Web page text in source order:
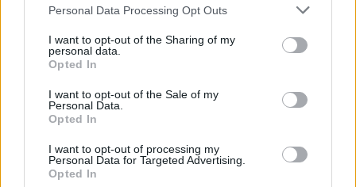
Please note that this website/app uses one or more Google
not limited to your visit or usage behaviour. You may click to
grant or deny consent to Google and its third-party tags to
use your data for below specified purposes in below Google
consent section.
Personal Data Processing Opt Outs
I want to opt-out of the Sharing of my
personal data.
Opted In
I want to opt-out of the Sale of my
Personal Data.
Opted In
I want to opt-out of processing my
Personal Data for Targeted Advertising.
Opted In
•2019. október 13.